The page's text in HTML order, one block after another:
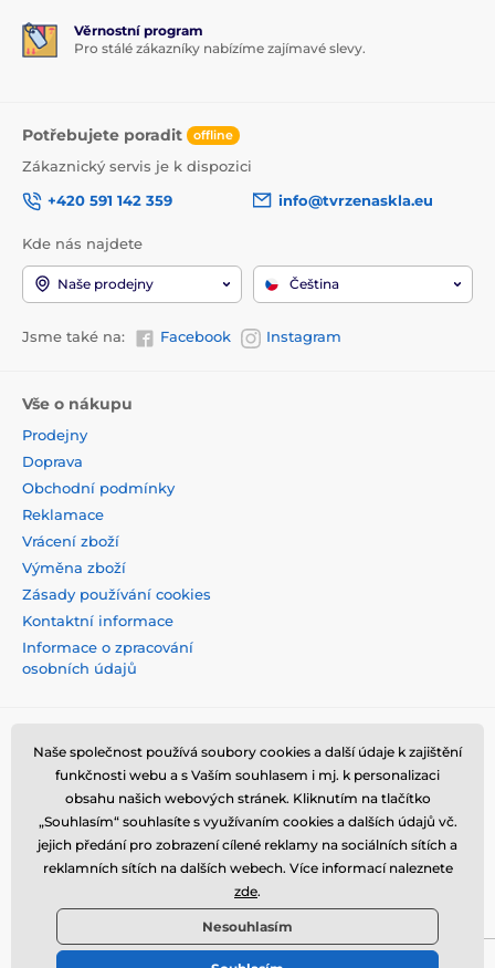
Věrnostní program
Pro stálé zákazníky nabízíme zajímavé slevy.
Potřebujete poradit offline
Zákaznický servis je k dispozici
+420 591 142 359
info@tvrzenaskla.eu
Kde nás najdete
Naše prodejny Čeština
Jsme také na: Facebook Instagram
Vše o nákupu
Prodejny
Doprava
Obchodní podmínky
Reklamace
Vrácení zboží
Výměna zboží
Zásady používání cookies
Kontaktní informace
Informace o zpracování
osobních údajů
Naše společnost používá soubory cookies a další údaje k zajištění
funkčnosti webu a s Vaším souhlasem i mj. k personalizaci
obsahu našich webových stránek. Kliknutím na tlačítko
„Souhlasím“ souhlasíte s využívaním cookies a dalších údajů vč.
jejich předání pro zobrazení cílené reklamy na sociálních sítích a
reklamních sítích na dalších webech. Více informací naleznete
zde.
Nesouhlasím